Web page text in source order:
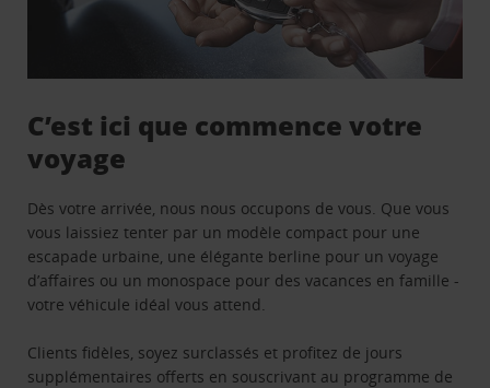
C’est ici que commence votre
voyage
Dès votre arrivée, nous nous occupons de vous. Que vous
vous laissiez tenter par un modèle compact pour une
escapade urbaine, une élégante berline pour un voyage
d’affaires ou un monospace pour des vacances en famille -
votre véhicule idéal vous attend.
Clients fidèles, soyez surclassés et profitez de jours
supplémentaires offerts en souscrivant au programme de